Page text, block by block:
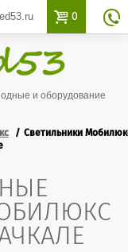
 0 
и оборудование
Светильники